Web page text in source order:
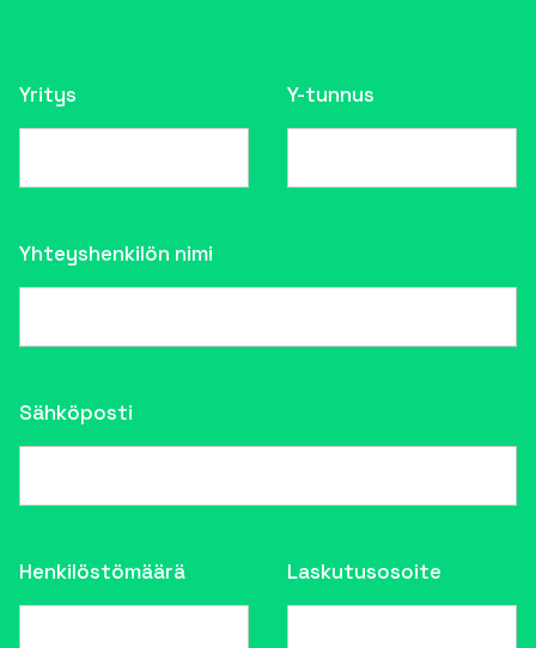
Yritys Y-tunnus
Yhteyshenkilön nimi
Sähköposti
Henkilöstömäärä Laskutusosoite